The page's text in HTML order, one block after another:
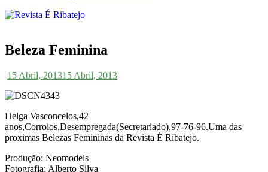
Beleza Feminina
15 Abril, 201315 Abril, 2013
Helga Vasconcelos,42
anos,Corroios,Desempregada(Secretariado),97-76-96.Uma das
proximas Belezas Femininas da Revista É Ribatejo.
Produção: Neomodels
Fotografia: Alberto Silva